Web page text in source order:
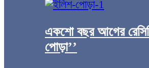
একশো বছর আগের
পোড়া’’